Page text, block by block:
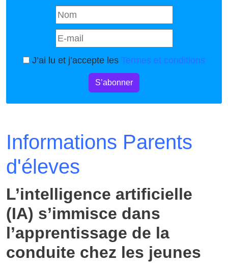
J’ai lu et j’accepte les Termes et conditions
S’abonner
Informations Parents
d'éleves
L’intelligence artificielle
(IA) s’immisce dans
l’apprentissage de la
conduite chez les jeunes